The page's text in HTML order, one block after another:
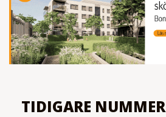
TIDIGARE NUMMER